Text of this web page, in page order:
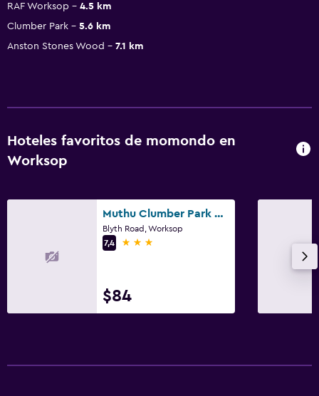
RAF Worksop
4.5 km
Clumber Park
5.6 km
Anston Stones Wood
7.1 km
Hoteles favoritos de momondo en
Worksop
Muthu Clumber Park Hotel and Spa
Blyth Road, Worksop
7,4
3 estrellas
$84